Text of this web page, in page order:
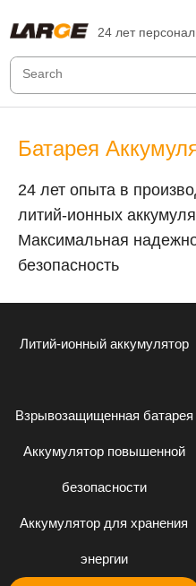
24 лет
Батарея
24 лет опыта в
литий-ионных
Максимальная
безопасность
Литий-ионный аккумулятор
Взрывозащищенная батарея
Аккумулятор повышенной
безопасности
Аккумулятор для хранения
энергии